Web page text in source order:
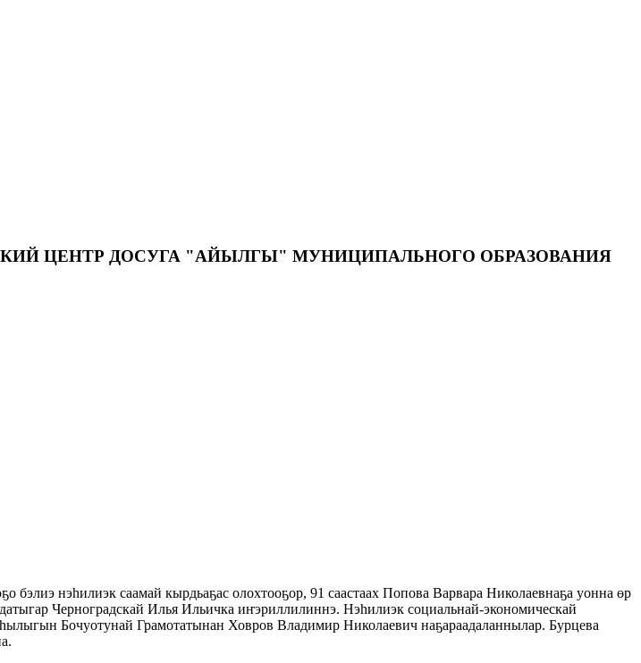
ЦЕНТР ДОСУГА "АЙЫЛГЫ" МУНИЦИПАЛЬНОГО ОБРАЗОВАНИЯ
бэлиэ нэһилиэк саамай кырдьаҕас олохтооҕор, 91 саастаах Попова Варвара Николаевнаҕа уонна өр
Черноградскай Илья Ильичка иҥэриллилиннэ. Нэһилиэк социальнай-экономическай
Бочуотунай Грамотатынан Ховров Владимир Николаевич наҕараадаланнылар. Бурцева